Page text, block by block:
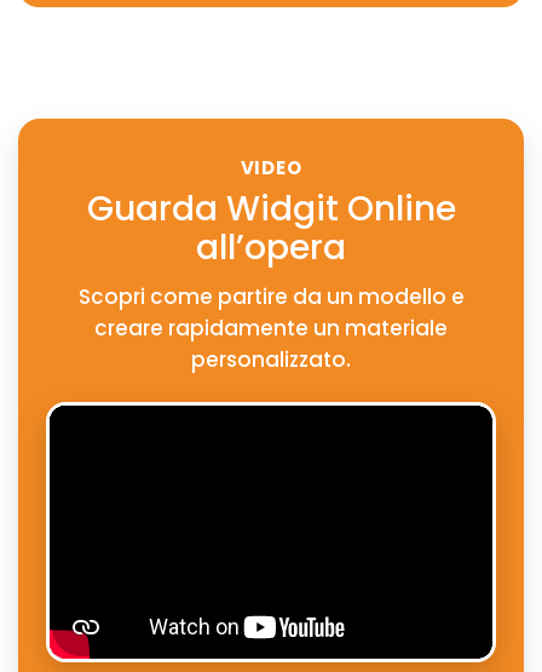
VIDEO
Guarda Widgit Online
all’opera
Scopri come partire da un modello e
creare rapidamente un materiale
personalizzato.